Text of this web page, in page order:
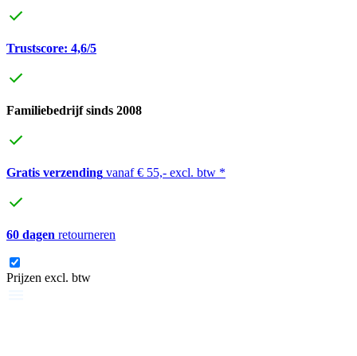
Trustscore: 4,6/5
Familiebedrijf sinds 2008
Gratis verzending vanaf € 55,- excl. btw *
60 dagen retourneren
Prijzen excl. btw